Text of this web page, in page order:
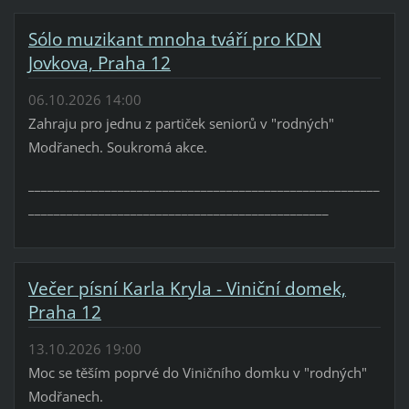
Sólo muzikant mnoha tváří pro KDN
Jovkova, Praha 12
06.10.2026 14:00
Zahraju pro jednu z partiček seniorů v "rodných"
Modřanech. Soukromá akce.
Večer písní Karla Kryla - Viniční domek,
Praha 12
13.10.2026 19:00
Moc se těším poprvé do Viničního domku v "rodných"
Modřanech.